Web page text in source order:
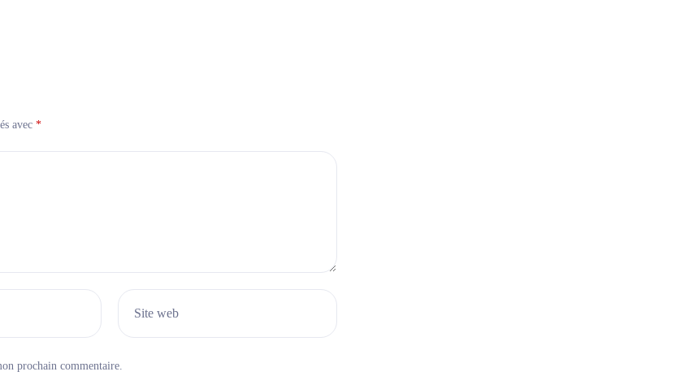
avec *
Site web
prochain commentaire.